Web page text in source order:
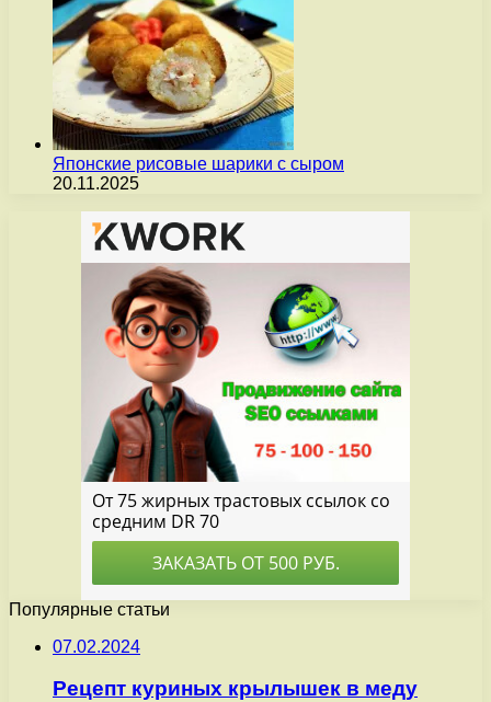
Японские рисовые шарики с сыром
20.11.2025
Популярные статьи
07.02.2024
Рецепт куриных крылышек в меду